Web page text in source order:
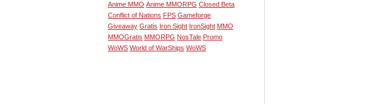
Anime MMO Anime MMORPG Closed Beta
Conflict of Nations FPS Gameforge
Giveaway Gratis Iron Sight IronSight MMO
MMOGratis MMORPG NosTale Promo
WoWS World of WarShips WoWS